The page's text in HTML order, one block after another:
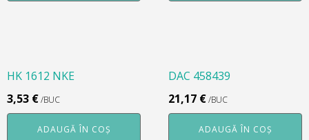
HK 1612 NKE
3,53 €/BUC
ADAUGĂ ÎN COȘ
DAC 458439
21,17 €/BUC
ADAUGĂ ÎN COȘ